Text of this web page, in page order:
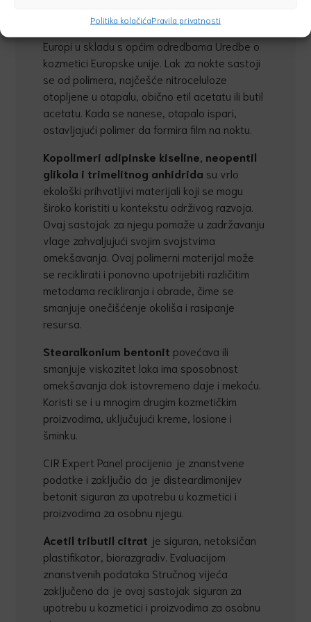
Politika kolačićaPravila privatnosti
proizvodima za osobnu njegu koji se prodaju u
Europi u skladu s općim odredbama Uredbe o
kozmetici Europske unije. Lak za nokte sastoji
se od polimera, najčešće nitroceluloze
otopljene u otapalu, obično etil acetatu ili butil
acetatu. Kada se nanese, otapalo ispari,
ostavljajući polimer da formira film na noktu.
Kopolimeri adipinske kiseline, neopentil
glikola i trimelitnog anhidrida su vrlo
ekološki prihvatljivi materijali koji se mogu
široko koristiti u kontekstu održivog razvoja.
Ovaj sastojak za njegu pomaže u zadržavanju
vlage zahvaljujući svojim svojstvima
omekšavanja. Ovaj polimerni materijal može
se reciklirati i ponovno upotrijebiti različitim
metodama recikliranja i obrade, čime se
smanjuje onečišćenje okoliša i rasipanje
resursa.
Stearalkonium bentonit povećava ili
smanjuje viskozitet laka ima sposobnost
omekšavanja dok istovremeno daje i mekoću.
Koristi se i u mnogim drugim kozmetičkim
proizvodima, uključujući kreme, losione i
šminku.
CIR Expert Panel procijenio je znanstvene
podatke i zaključio da je disteardimonijev
betonit siguran za upotrebu u kozmetici i
proizvodima za osobnu njegu.
Acetil tributil citrat je siguran, netoksičan
plastifikator, biorazgradiv. Evaluacijom
znanstvenih podataka Stručnog vijeća
zaključeno da je ovaj sastojak siguran za
upotrebu u kozmetici i proizvodima za osobnu